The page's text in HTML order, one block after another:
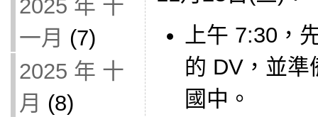
2025 年 十
一月 (7)
2025 年 十
月 (8)
上午 7:30，
的 DV，並準
國中。